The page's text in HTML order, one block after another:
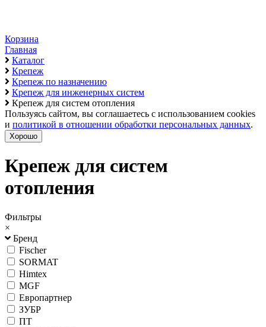
Корзина
Главная
Каталог
Крепеж
Крепеж по назначению
Крепеж для инженерных систем
Крепеж для систем отопления
Пользуясь сайтом, вы соглашаетесь с использованием cookies
и политикой в отношении обработки персональных данных.
Хорошо
Крепеж для систем
отопления
Фильтры
×
Бренд
Fischer
SORMAT
Himtex
MGF
Европартнер
ЗУБР
ПТ